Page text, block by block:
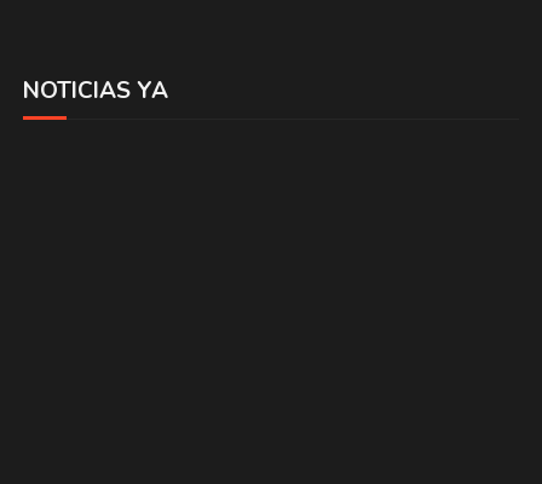
NOTICIAS YA